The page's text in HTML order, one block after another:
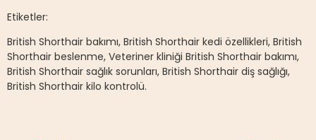
Etiketler:
British Shorthair bakımı, British Shorthair kedi özellikleri, British
Shorthair beslenme, Veteriner kliniği British Shorthair bakımı,
British Shorthair sağlık sorunları, British Shorthair diş sağlığı,
British Shorthair kilo kontrolü.